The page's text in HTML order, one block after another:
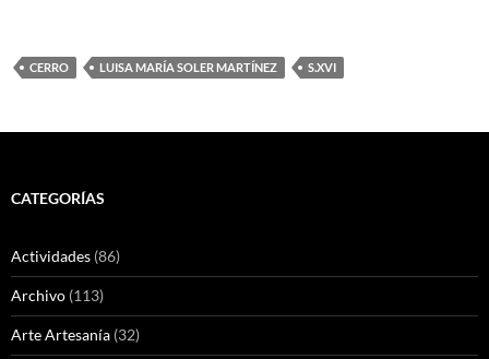
CERRO LUISA MARÍA SOLER MARTÍNEZ S.XVI
CATEGORÍAS
Actividades (86)
Archivo (113)
Arte Artesanía (32)